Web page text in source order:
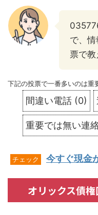
で、
票で教
下記の投票で一番多いのは重
間違い電話 (0)
重要では無い連
チェック 今すぐ現金
オリックス債